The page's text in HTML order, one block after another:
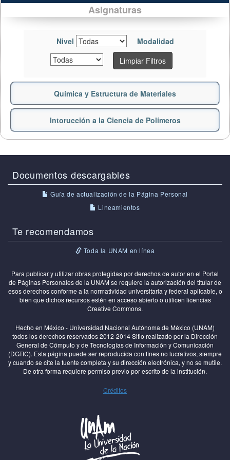
Asignaturas
Nivel
Modalidad
Limpiar Filtros
Química y Estructura de Materiales
Intorucción a la Ciencia de Polímeros
Documentos descargables
Guía de actualización de la Página Personal
Lineamientos
Te recomendamos
Toda la UNAM en línea
Para publicar y utilizar obras protegidas por derechos de autor en el Portal
de Páginas Personales de la UNAM se requiere la autorización del titular de
esos derechos conforme a la normatividad universitaria y federal aplicable, o
bien que dichos recursos estén en acceso abierto o utilicen licencias
Creative Commons.
Hecho en México - Universidad Nacional Autónoma de México (UNAM)
todos los derechos reservados 2012-2014 Sitio realizado por la Dirección
General de Cómputo y de Tecnologías de Información y Comunicación
(DGTIC). Esta página puede ser reproducida con fines no lucrativos, siempre
y cuando se cite la fuente completa y su dirección electrónica, y no se mutile.
De otra forma requiere permiso previo por escrito de la institución.
Créditos